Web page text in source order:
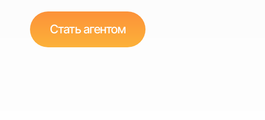
Стать агентом